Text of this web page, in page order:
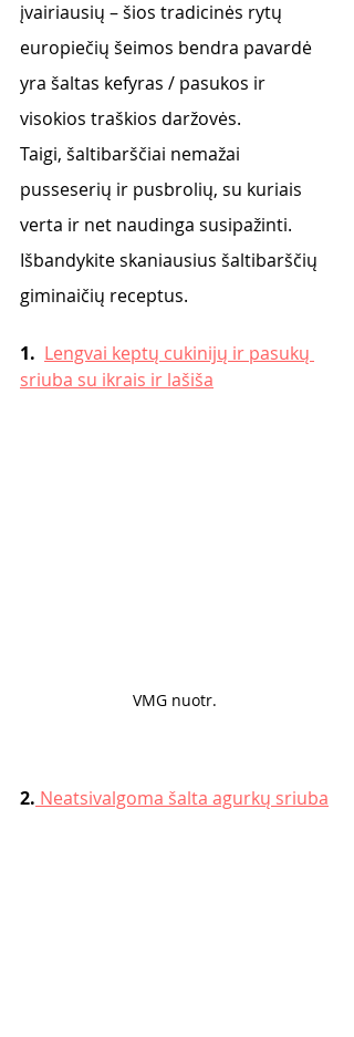
įvairiausių – šios tradicinės rytų
europiečių šeimos bendra pavardė
yra šaltas kefyras / pasukos ir
visokios traškios daržovės.
Taigi, šaltibarščiai nemažai
pusseserių ir pusbrolių, su kuriais
verta ir net naudinga susipažinti.
Išbandykite skaniausius šaltibarščių
giminaičių receptus.
1. Lengvai keptų cukinijų ir pasukų
sriuba su ikrais ir lašiša
VMG nuotr.
2. Neatsivalgoma šalta agurkų sriuba